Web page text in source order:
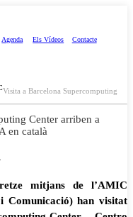
Agenda Els Vídeos Contacte
Visita a Barcelona Supercomputing
Center arriben a
en català
mitjans de l’AMIC
Comunicació) han visitat